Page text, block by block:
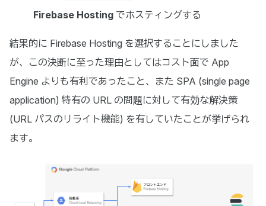
Firebase Hosting でホスティングする
結果的に Firebase Hosting を選択することにしました
が、この決断に至った理由としてはコスト面で App
Engine よりも有利であったこと、また SPA (single page
application) 特有の URL の問題に対して有効な解決策
(URL パスのリライト機能) を有していたことが挙げられ
ます。